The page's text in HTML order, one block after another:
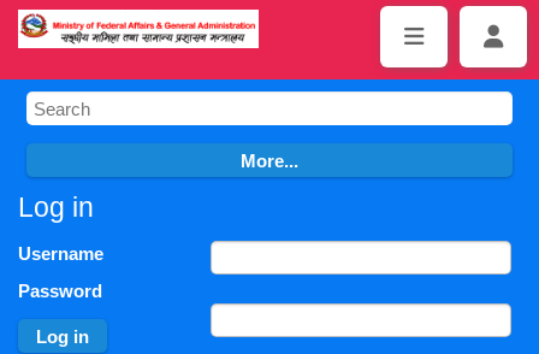
Log in
Username
Password